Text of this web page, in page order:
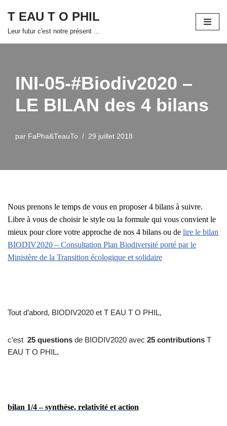
Aller
T EAU T O PHIL
Leur futur c'est notre présent ...
INI-05-#Biodiv2020 –
LE BILAN des 4 bilans
par FaPha&TeauTo 29 juillet 2018
Nous prenons le temps de vous en proposer 4 bilans à suivre.
Libre à vous de choisir le style ou la formule qui vous convient le
mieux pour clore votre approche de nos 4 bilans ou de lire le bilan
BIODIV2020 – Consultation Plan Biodiversité porté par le
Ministère de la Transition écologique et solidaire
Tout d’abord, BIODIV2020 et T EAU T O PHIL,
c’est 25 questions de BIODIV2020 avec 25 contributions T
EAU T O PHIL.
bilan 1/4 – synthèse, relativité et action